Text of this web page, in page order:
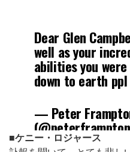
Dear Glen
well as your
abilities you
down to earth
— Peter
■ケニー・ロジャース